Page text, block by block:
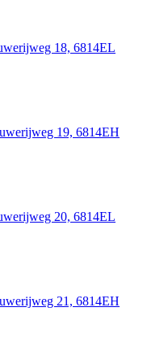
18, 6814EL
19, 6814EH
20, 6814EL
21, 6814EH